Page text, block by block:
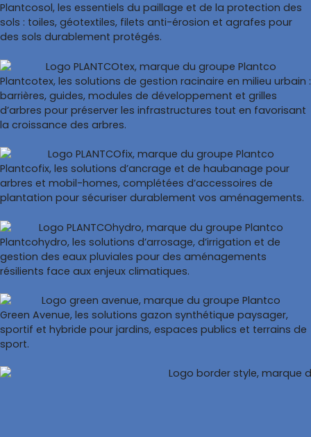
Plantcosol, les essentiels du paillage et de la protection des
sols : toiles, géotextiles, filets anti-érosion et agrafes pour
des sols durablement protégés.
Plantcotex, les solutions de gestion racinaire en milieu urbain :
barrières, guides, modules de développement et grilles
d’arbres pour préserver les infrastructures tout en favorisant
la croissance des arbres.
Plantcofix, les solutions d’ancrage et de haubanage pour
arbres et mobil-homes, complétées d’accessoires de
plantation pour sécuriser durablement vos aménagements.
Plantcohydro, les solutions d’arrosage, d’irrigation et de
gestion des eaux pluviales pour des aménagements
résilients face aux enjeux climatiques.
Green Avenue, les solutions gazon synthétique paysager,
sportif et hybride pour jardins, espaces publics et terrains de
sport.